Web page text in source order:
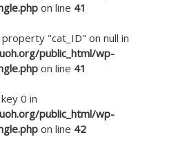
on line 41
"cat_ID" on null in
public_html/wp-
on line 41
0 in
public_html/wp-
on line 42